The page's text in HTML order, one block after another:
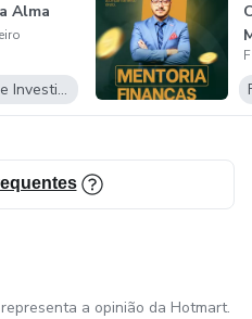
Alma
Finanças e Investimentos
a opinião da Hotmart.